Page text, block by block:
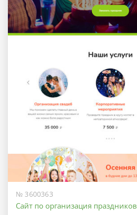
№ 3600363
Сайт по организация праздников